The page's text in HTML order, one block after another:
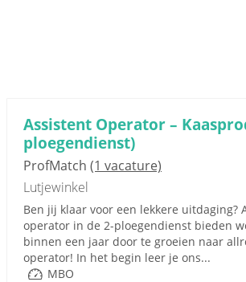
Assistent Operator –
ploegendienst)
ProfMatch (1 vacature)
Lutjewinkel
Ben jij klaar voor een lekkere uitdaging?
operator in de 2-ploegendienst bieden
binnen een jaar door te groeien naar
operator! In het begin leer je ons...
MBO